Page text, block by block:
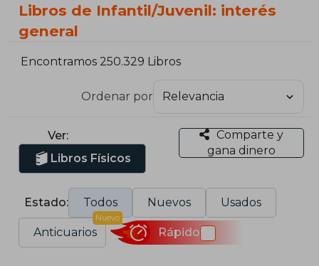
Libros de Infantil/Juvenil: interés
general
Encontramos 250.329 Libros
Ordenar por
Ver:
Libros Físicos
Comparte y
gana dinero
Estado: Todos Nuevos Usados
Anticuarios
Nuevo
Rápido